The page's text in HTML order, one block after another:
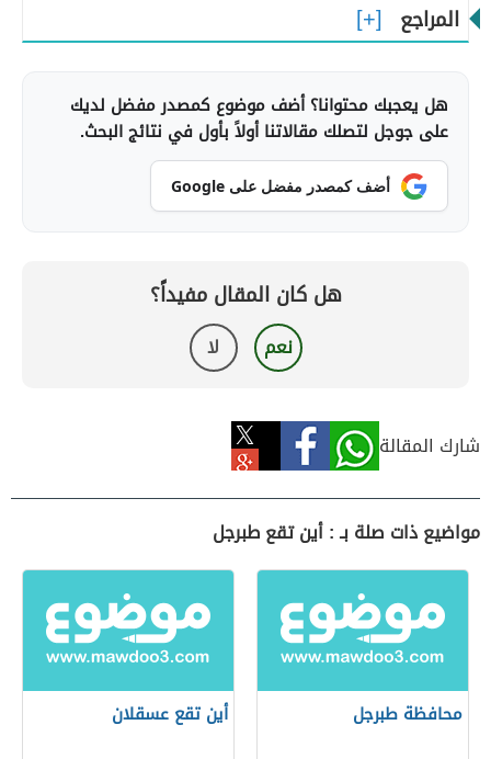
المراجع
هل يعجبك محتوانا؟ أضف موضوع كمصدر مفضل لديك
على جوجل لتصلك مقالاتنا أولاً بأول في نتائج البحث.
أضف كمصدر مفضل على Google
هل كان المقال مفيداً؟
نعم لا
شارك المقالة
مواضيع ذات صلة بـ : أين تقع طبرجل
محافظة طبرجل أين تقع عسقلان